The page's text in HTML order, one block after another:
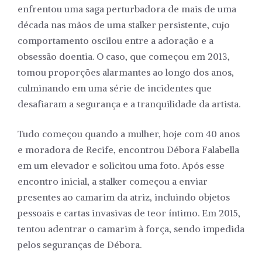
enfrentou uma saga perturbadora de mais de uma
década nas mãos de uma stalker persistente, cujo
comportamento oscilou entre a adoração e a
obsessão doentia. O caso, que começou em 2013,
tomou proporções alarmantes ao longo dos anos,
culminando em uma série de incidentes que
desafiaram a segurança e a tranquilidade da artista.
Tudo começou quando a mulher, hoje com 40 anos
e moradora de Recife, encontrou Débora Falabella
em um elevador e solicitou uma foto. Após esse
encontro inicial, a stalker começou a enviar
presentes ao camarim da atriz, incluindo objetos
pessoais e cartas invasivas de teor íntimo. Em 2015,
tentou adentrar o camarim à força, sendo impedida
pelos seguranças de Débora.